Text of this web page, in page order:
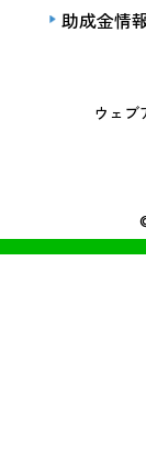
ウェブ
助成金情